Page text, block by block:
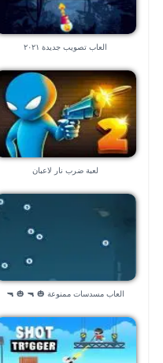
العاب تصويب جديدة ٢٠٢١
لعبة ضرب نار لاعبان
العاب مسدسات ممنوعة 🎃 🔫 🎃 🔫